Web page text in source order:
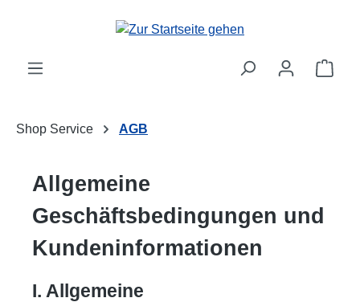
Zum Hauptinhalt springen
Shop Service AGB
Allgemeine
Geschäftsbedingungen und
Kundeninformationen
I. Allgemeine